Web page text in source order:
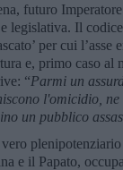
futuro
legislativa. Il
per cui
e, primo caso al
“Parmi un
l'omicidio, ne
un pubblico
e il Papato,